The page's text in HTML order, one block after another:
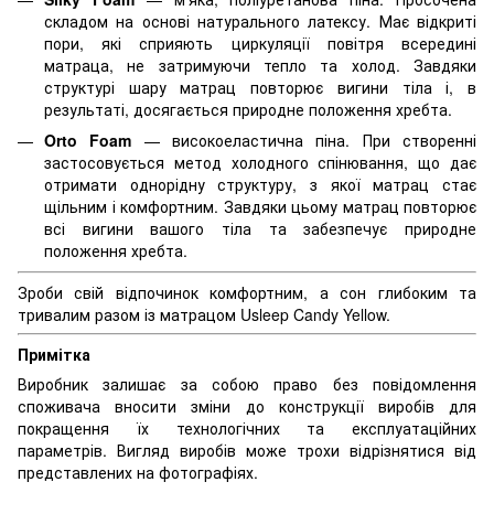
складом на основі натурального латексу. Має відкриті
пори, які сприяють циркуляції повітря всередині
матраца, не затримуючи тепло та холод. Завдяки
структурі шару матрац повторює вигини тіла і, в
результаті, досягається природне положення хребта.
Orto Foam — високоеластична піна. При створенні
застосовується метод холодного спінювання, що дає
отримати однорідну структуру, з якої матрац стає
щільним і комфортним. Завдяки цьому матрац повторює
всі вигини вашого тіла та забезпечує природне
положення хребта.
Зроби свій відпочинок комфортним, а сон глибоким та
тривалим разом із матрацом Usleep Candy Yellow.
Примітка
Виробник залишає за собою право без повідомлення
споживача вносити зміни до конструкції виробів для
покращення їх технологічних та експлуатаційних
параметрів. Вигляд виробів може трохи відрізнятися від
представлених на фотографіях.